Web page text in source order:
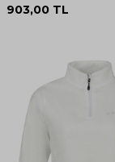
903,00 TL